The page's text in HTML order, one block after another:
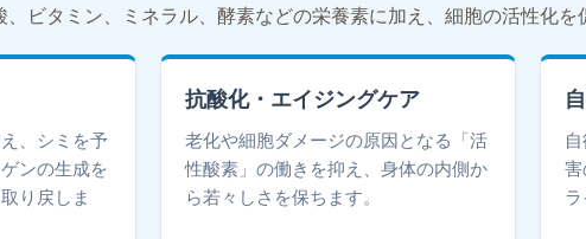
ビタミン、ミネラル、酵素などの栄養素に加え、細胞の活性化
、シミを予
ンの生成を
り戻しま
抗酸化・エイジングケア
老化や細胞ダメージの原因となる「活
性酸素」の働きを抑え、身体の内側か
ら若々しさを保ちます。
害